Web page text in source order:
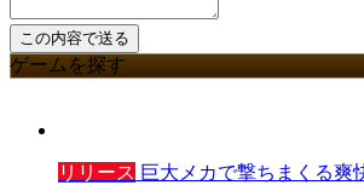
ゲームを探す
リリース 巨大メカで撃ちまくる爽